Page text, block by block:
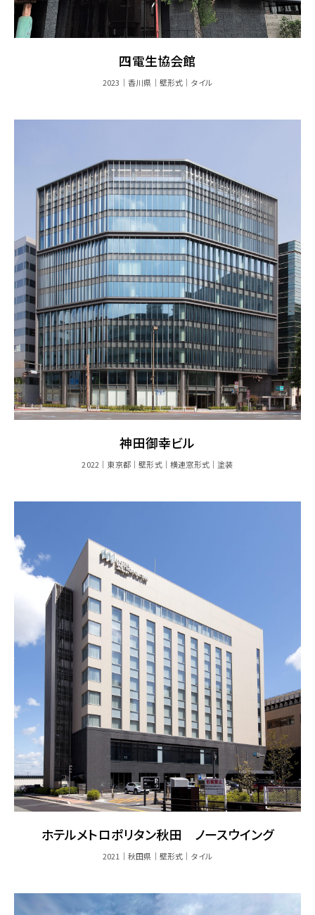
四電生協会館
2023 香川県 壁形式 タイル
神田御幸ビル
2022 東京都 壁形式 横連窓形式 塗装
ホテルメトロポリタン秋田 ノースウイング
2021 秋田県 壁形式 タイル